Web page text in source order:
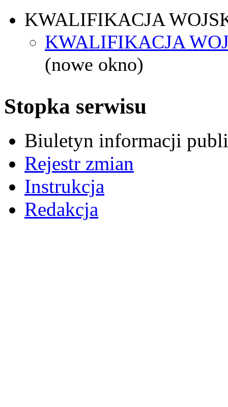
KWALIFIKACJA
KWALIFIKACJA
(nowe okno)
Stopka serwisu
Biuletyn informacji
Rejestr zmian
Instrukcja
Redakcja